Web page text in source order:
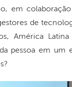
em
de
América
pessoa em um